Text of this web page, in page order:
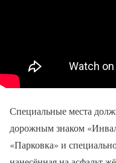
Специальные места
дорожным знаком
«Парковка» и